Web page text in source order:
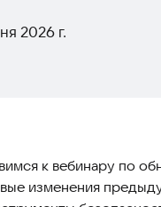
2026 г.
к вебинару по
изменения